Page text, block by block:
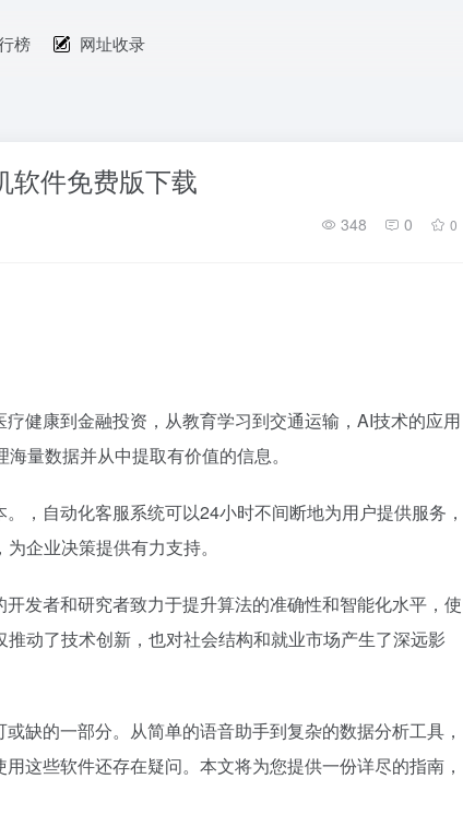
榜 网址收录
软件免费版下载
348 0 0
健康到金融投资，从教育学习到交通运输，AI技术的应用
量数据并从中提取有价值的信息。
，自动化客服系统可以24小时不间断地为用户提供服务，
企业决策提供有力支持。
发者和研究者致力于提升算法的准确性和智能化水平，使
动了技术创新，也对社会结构和就业市场产生了深远影
缺的一部分。从简单的语音助手到复杂的数据分析工具，
这些软件还存在疑问。本文将为您提供一份详尽的指南，